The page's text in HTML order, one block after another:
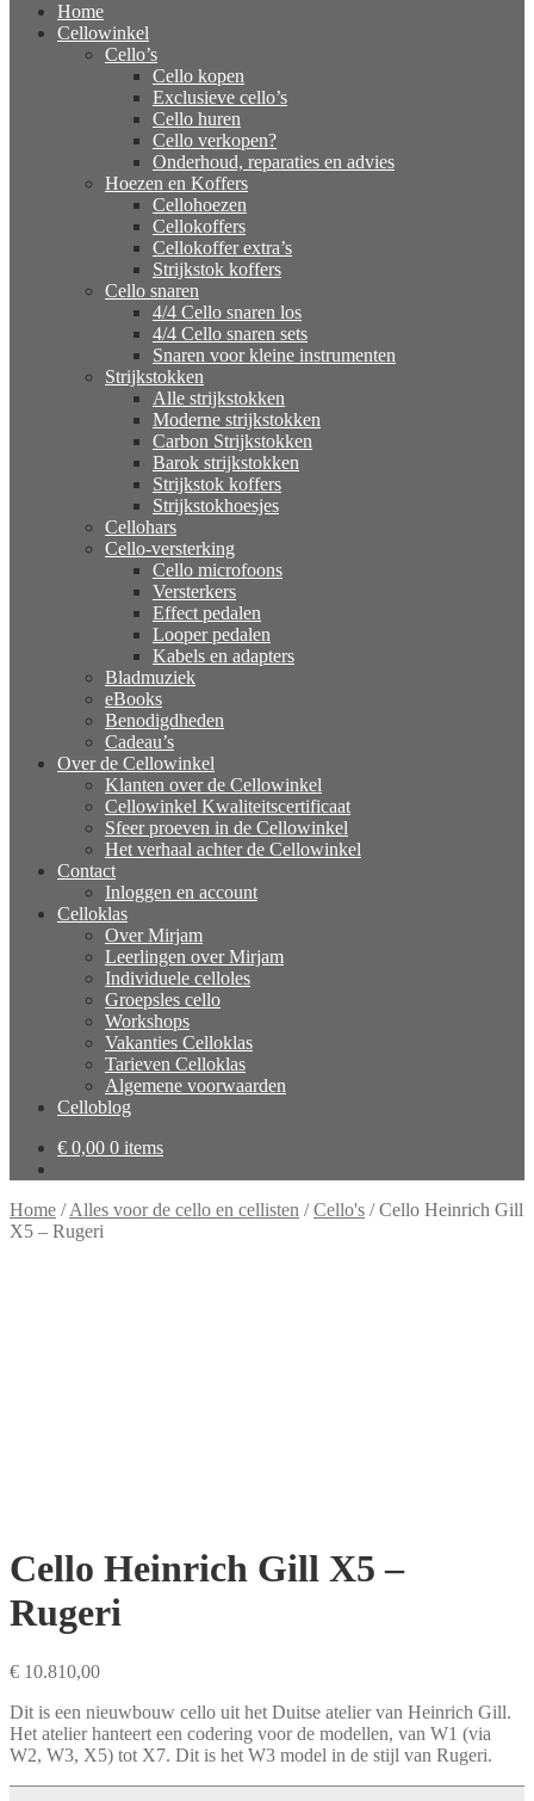
Home
Cellowinkel
Cello’s
Cello kopen
Exclusieve cello’s
Cello huren
Cello verkopen?
Onderhoud, reparaties en advies
Hoezen en Koffers
Cellohoezen
Cellokoffers
Cellokoffer extra’s
Strijkstok koffers
Cello snaren
4/4 Cello snaren los
4/4 Cello snaren sets
Snaren voor kleine instrumenten
Strijkstokken
Alle strijkstokken
Moderne strijkstokken
Carbon Strijkstokken
Barok strijkstokken
Strijkstok koffers
Strijkstokhoesjes
Cellohars
Cello-versterking
Cello microfoons
Versterkers
Effect pedalen
Looper pedalen
Kabels en adapters
Bladmuziek
eBooks
Benodigdheden
Cadeau’s
Over de Cellowinkel
Klanten over de Cellowinkel
Cellowinkel Kwaliteitscertificaat
Sfeer proeven in de Cellowinkel
Het verhaal achter de Cellowinkel
Contact
Inloggen en account
Celloklas
Over Mirjam
Leerlingen over Mirjam
Individuele celloles
Groepsles cello
Workshops
Vakanties Celloklas
Tarieven Celloklas
Algemene voorwaarden
Celloblog
€ 0,00 0 items
Home /Alles voor de cello en cellisten /Cello's /Cello Heinrich Gill
X5 – Rugeri
Cello Heinrich Gill X5 –
Rugeri
€ 10.810,00
Dit is een nieuwbouw cello uit het Duitse atelier van Heinrich Gill.
Het atelier hanteert een codering voor de modellen, van W1 (via
W2, W3, X5) tot X7. Dit is het W3 model in de stijl van Rugeri.